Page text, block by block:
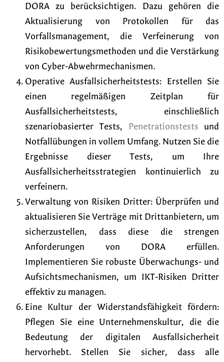
DORA zu berücksichtigen. Dazu gehören die
Aktualisierung von Protokollen für das
Vorfallsmanagement, die Verfeinerung von
Risikobewertungsmethoden und die Verstärkung
von Cyber-Abwehrmechanismen.
Operative Ausfallsicherheitstests: Erstellen Sie
einen regelmäßigen Zeitplan für
Ausfallsicherheitstests, einschließlich
szenariobasierter Tests, Penetrationstests und
Notfallübungen in vollem Umfang. Nutzen Sie die
Ergebnisse dieser Tests, um Ihre
Ausfallsicherheitsstrategien kontinuierlich zu
verfeinern.
Verwaltung von Risiken Dritter: Überprüfen und
aktualisieren Sie Verträge mit Drittanbietern, um
sicherzustellen, dass diese die strengen
Anforderungen von DORA erfüllen.
Implementieren Sie robuste Überwachungs- und
Aufsichtsmechanismen, um IKT-Risiken Dritter
effektiv zu managen.
Eine Kultur der Widerstandsfähigkeit fördern:
Pflegen Sie eine Unternehmenskultur, die die
Bedeutung der digitalen Ausfallsicherheit
hervorhebt. Stellen Sie sicher, dass alle